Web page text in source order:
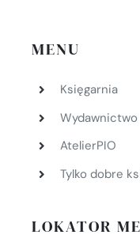
MENU
Księgarnia
Wydawnictwo
AtelierPIO
Tylko dobre
LOKATOR